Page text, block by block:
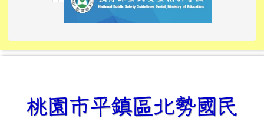
link to https://
link to https://10000.gov.tw/
link to https://
link to https://10000.gov.tw/
link to https://
link to https://
link to https://i.win.org.tw/
link to https://
link to https://
link to https://
link to https://
桃園市平鎮區北勢國民